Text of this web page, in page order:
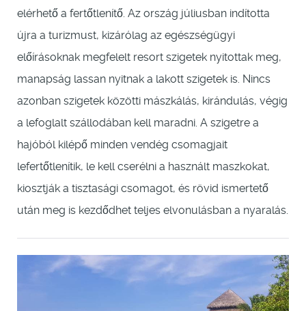
elérhető a fertőtlenítő. Az ország júliusban indította
újra a turizmust, kizárólag az egészségügyi
előírásoknak megfelelt resort szigetek nyitottak meg,
manapság lassan nyitnak a lakott szigetek is. Nincs
azonban szigetek közötti mászkálás, kirándulás, végig
a lefoglalt szállodában kell maradni. A szigetre a
hajóból kilépő minden vendég csomagjait
lefertőtlenítik, le kell cserélni a használt maszkokat,
kiosztják a tisztasági csomagot, és rövid ismertető
után meg is kezdődhet teljes elvonulásban a nyaralás.